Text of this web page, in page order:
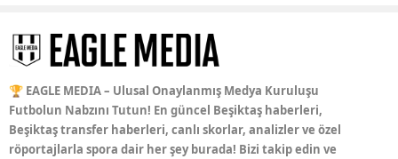
🏆 EAGLE MEDIA – Ulusal Onaylanmış Medya Kuruluşu
Futbolun Nabzını Tutun! En güncel Beşiktaş haberleri,
Beşiktaş transfer haberleri, canlı skorlar, analizler ve özel
röportajlarla spora dair her şey burada! Bizi takip edin ve